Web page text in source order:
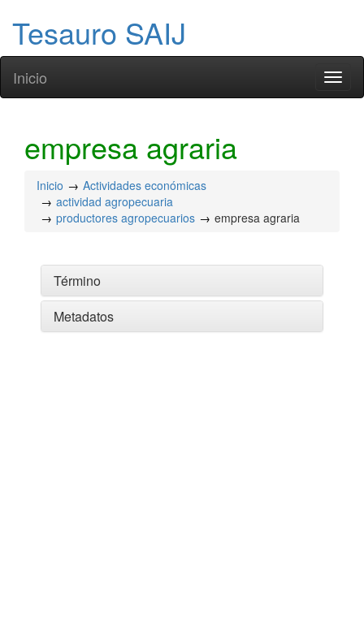
Tesauro SAIJ
Inicio
empresa agraria
Inicio
Actividades económicas
actividad agropecuaria
productores agropecuarios
empresa agraria
Término
Metadatos